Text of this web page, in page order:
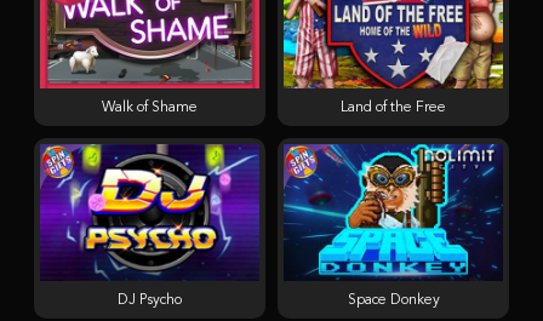
Space Donkey
Land of the Free
DJ Psycho
Walk of Shame